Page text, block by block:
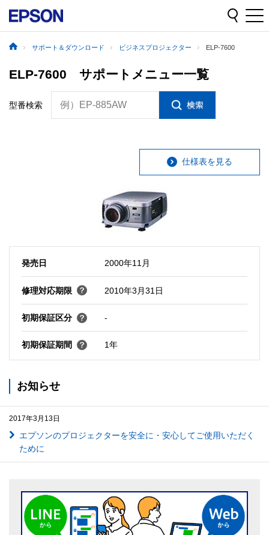
サポート＆ダウンロード ビジネスプロジェクター ELP-7600
ELP-7600 サポートメニュー一覧
型番検索 例）EP-885AW
仕様表を見る
発売日 2000年11月
修理対応期限 2010年3月31日
初期保証区分 -
初期保証期間 1年
お知らせ
2017年3月13日
エプソンのプロジェクターを安全に・安心してご使用いただく
ために